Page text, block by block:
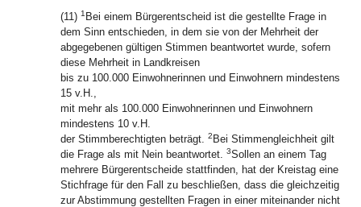
(11) 1 Bei einem Bürgerentscheid ist die gestellte Frage in
dem Sinn entschieden, in dem sie von der Mehrheit der
abgegebenen gültigen Stimmen beantwortet wurde, sofern
diese Mehrheit in Landkreisen
bis zu 100.000 Einwohnerinnen und Einwohnern mindestens
15 v.H.,
mit mehr als 100.000 Einwohnerinnen und Einwohnern
mindestens 10 v.H.
der Stimmberechtigten beträgt. 2 Bei Stimmengleichheit gilt
die Frage als mit Nein beantwortet. 3Sollen an einem Tag
mehrere Bürgerentscheide stattfinden, hat der Kreistag eine
Stichfrage für den Fall zu beschließen, dass die gleichzeitig
zur Abstimmung gestellten Fragen in einer miteinander nicht